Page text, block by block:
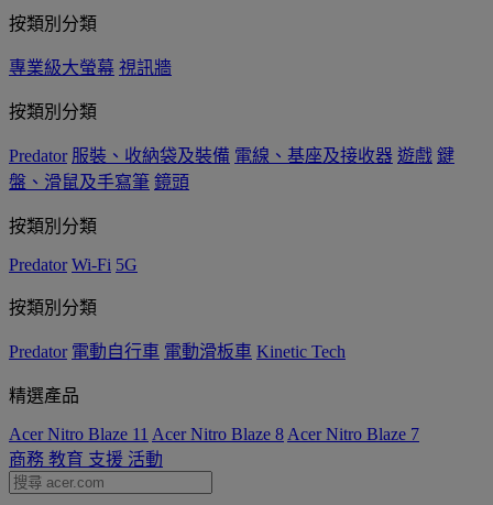
按類別分類
專業級大螢幕 視訊牆
按類別分類
Predator 服裝、收納袋及裝備 電線、基座及接收器 遊戲 鍵
盤、滑鼠及手寫筆 鏡頭
按類別分類
Predator Wi-Fi 5G
按類別分類
Predator 電動自行車 電動滑板車 Kinetic Tech
精選產品
Acer Nitro Blaze 11 Acer Nitro Blaze 8 Acer Nitro Blaze 7
商務 教育 支援 活動